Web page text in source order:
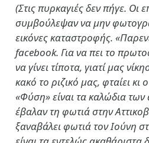
(Στις πυρκαγιές δεν πήγε. Οι
συμβούλεψαν να μην
εικόνες καταστροφής.
facebook. Για να πει το
να γίνει τίποτα, γιατί μας
κακό το ριζικό μας, φταίει
«Φύση» είναι τα καλώδια
έβαλαν τη φωτιά στην
ξαναβάλει φωτιά τον Ιούνη